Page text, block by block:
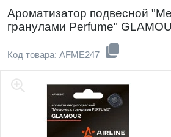
Ароматизатор подвесной
гранулами Perfume"
Код товара: AFME247